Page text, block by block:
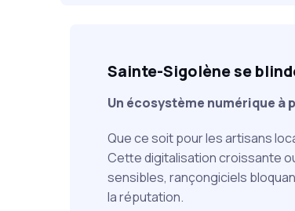
Sainte-Sigolène se
Un écosystème numérique à
Que ce soit pour les artisans
Cette digitalisation croissante
sensibles, rançongiciels
la réputation.